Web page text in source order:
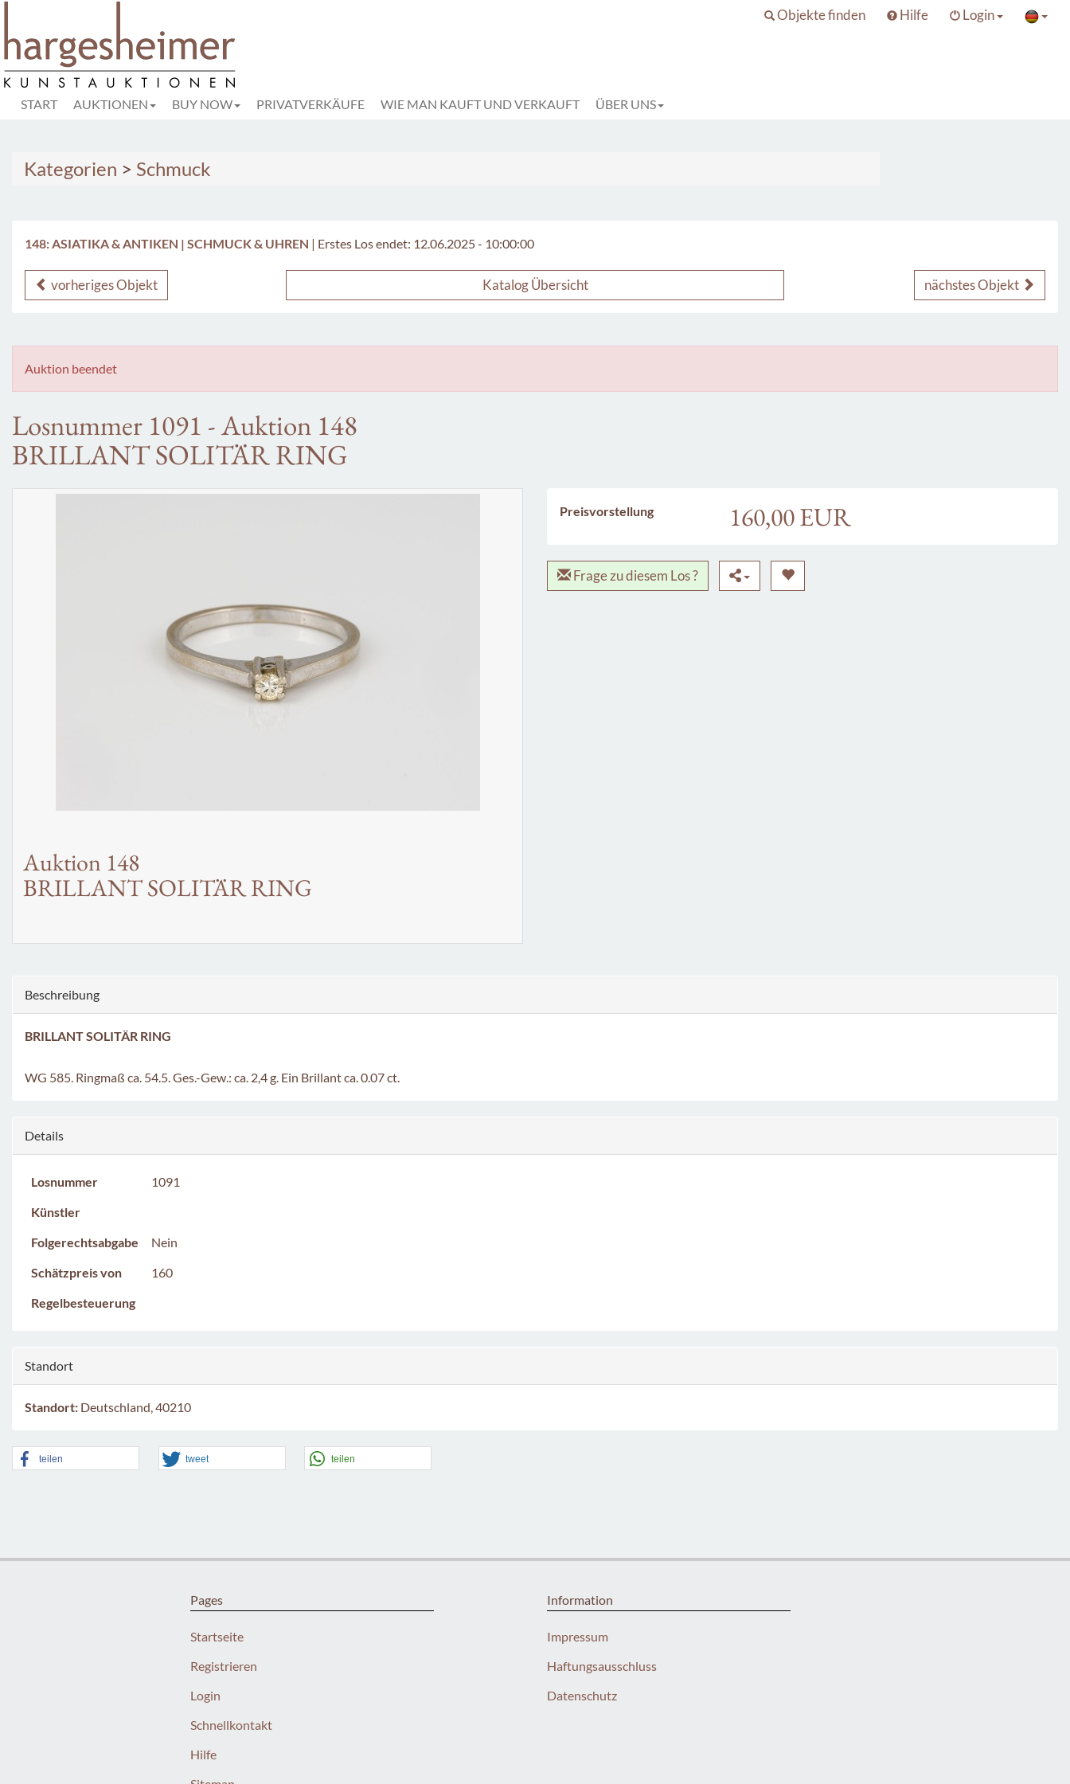
Objekte finden Hilfe Login
START AUKTIONEN BUY NOW PRIVATVERKÄUFE WIE MAN KAUFT UND VERKAUFT ÜBER UNS
Kategorien > Schmuck
148: ASIATIKA & ANTIKEN | SCHMUCK & UHREN | Erstes Los endet: 12.06.2025 - 10:00:00
vorheriges Objekt Katalog Übersicht nächstes Objekt
Auktion beendet
Losnummer 1091 - Auktion 148
BRILLANT SOLITÄR RING
Auktion 148
BRILLANT SOLITÄR RING
Preisvorstellung 160,00 EUR
Frage zu diesem Los ?
Beschreibung
BRILLANT SOLITÄR RING
WG 585. Ringmaß ca. 54.5. Ges.-Gew.: ca. 2,4 g. Ein Brillant ca. 0.07 ct.
Details
Losnummer
1091
Künstler
Folgerechtsabgabe
Nein
Schätzpreis von
160
Regelbesteuerung
Standort
Standort: Deutschland, 40210
teilen tweet teilen
Pages
Startseite
Registrieren
Login
Schnellkontakt
Hilfe
Information
Impressum
Haftungsausschluss
Datenschutz